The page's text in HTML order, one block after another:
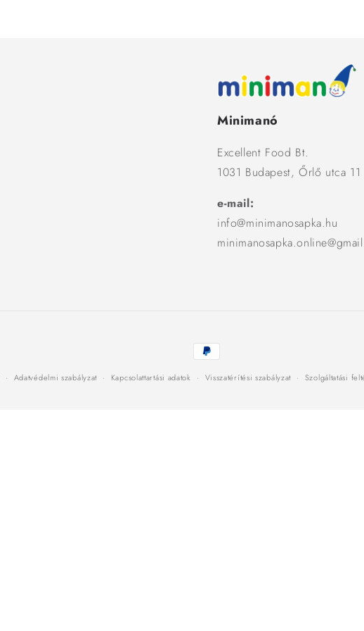
Minimanó
Excellent Food Bt.
1031 Budapest, Őrlő utca 11
e-mail:
info@minimanosapka.hu
Fizetési
módok
Adatvédelmi szabályzat Kapcsolattartási adatok Visszatérítési szabályzat Szolgáltatási